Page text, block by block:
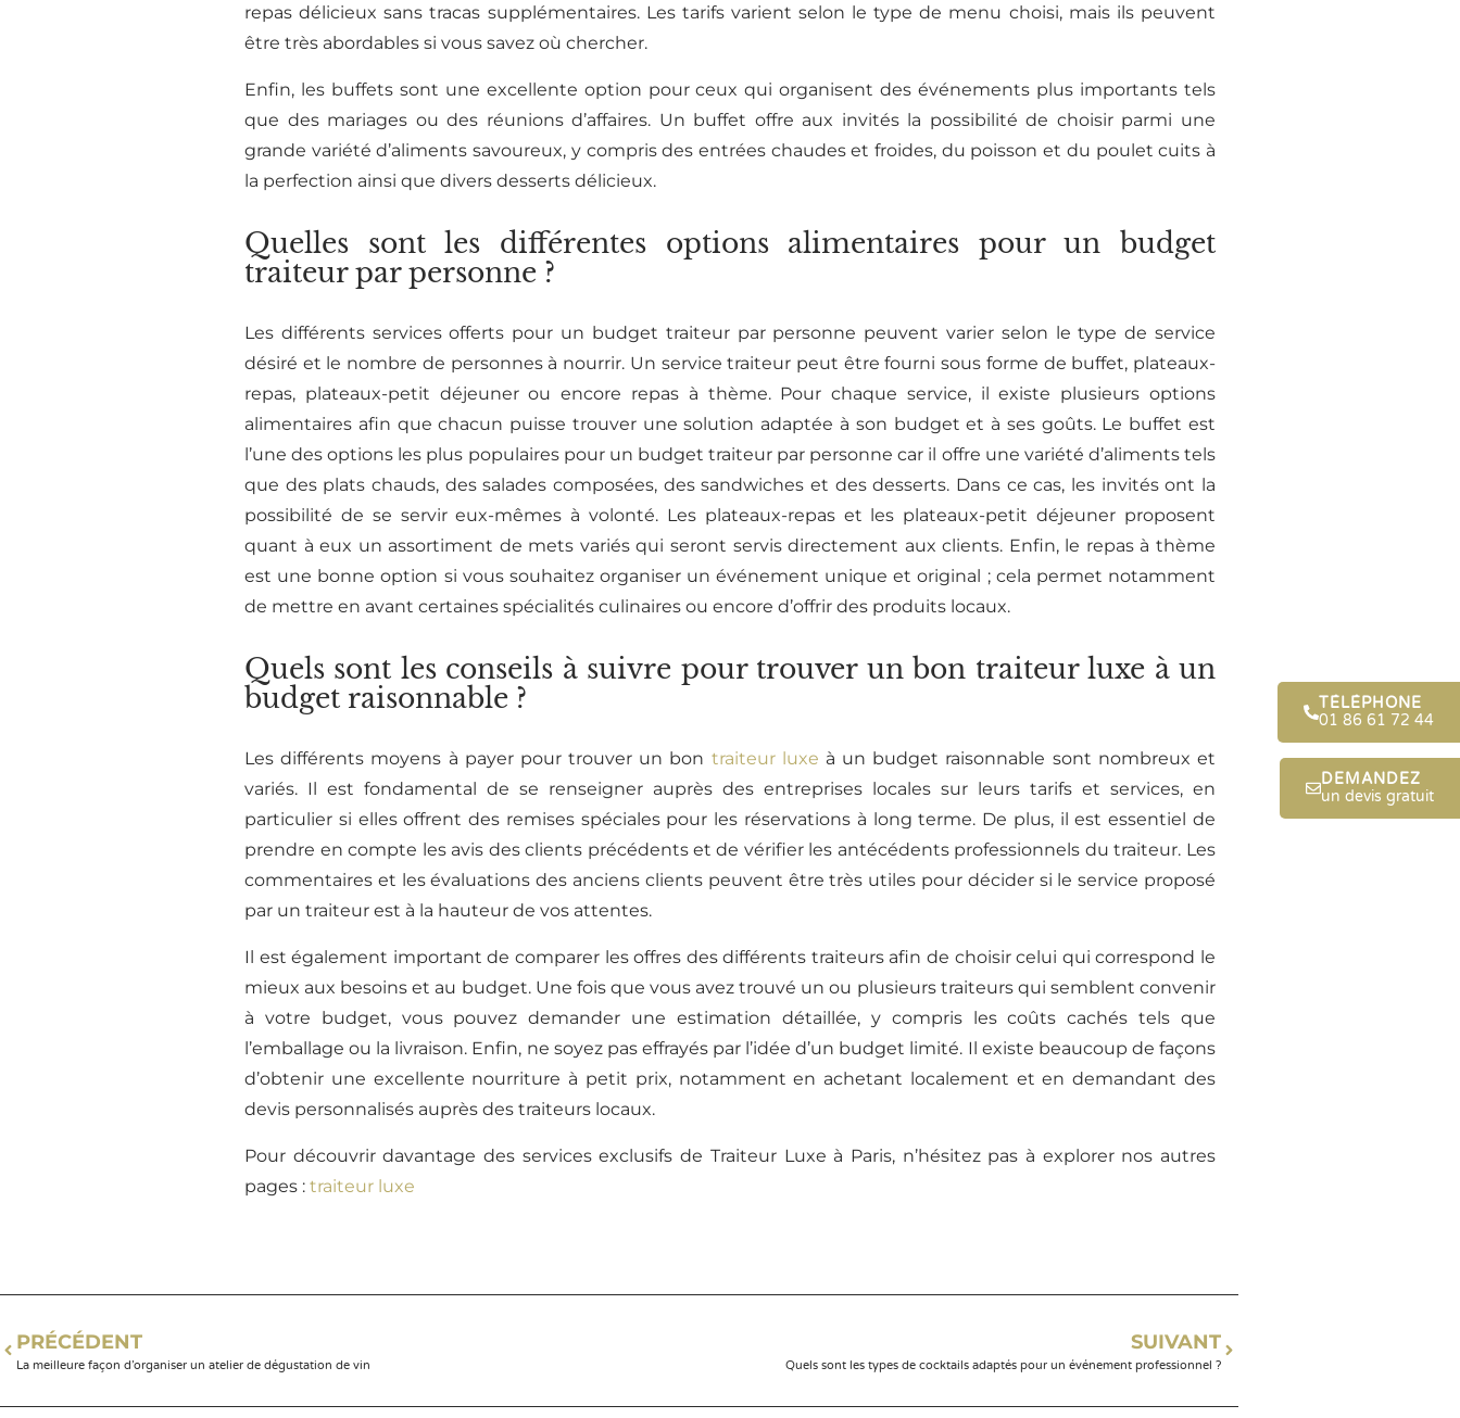
repas délicieux sans tracas supplémentaires. Les tarifs varient selon le type de menu choisi, mais ils peuvent
être très abordables si vous savez où chercher.
Enfin, les buffets sont une excellente option pour ceux qui organisent des événements plus importants tels
que des mariages ou des réunions d’affaires. Un buffet offre aux invités la possibilité de choisir parmi une
grande variété d’aliments savoureux, y compris des entrées chaudes et froides, du poisson et du poulet cuits à
la perfection ainsi que divers desserts délicieux.
Quelles sont les différentes options alimentaires pour un budget
traiteur par personne ?
Les différents services offerts pour un budget traiteur par personne peuvent varier selon le type de service
désiré et le nombre de personnes à nourrir. Un service traiteur peut être fourni sous forme de buffet, plateaux-
repas, plateaux-petit déjeuner ou encore repas à thème. Pour chaque service, il existe plusieurs options
alimentaires afin que chacun puisse trouver une solution adaptée à son budget et à ses goûts. Le buffet est
l’une des options les plus populaires pour un budget traiteur par personne car il offre une variété d’aliments tels
que des plats chauds, des salades composées, des sandwiches et des desserts. Dans ce cas, les invités ont la
possibilité de se servir eux-mêmes à volonté. Les plateaux-repas et les plateaux-petit déjeuner proposent
quant à eux un assortiment de mets variés qui seront servis directement aux clients. Enfin, le repas à thème
est une bonne option si vous souhaitez organiser un événement unique et original ; cela permet notamment
de mettre en avant certaines spécialités culinaires ou encore d’offrir des produits locaux.
Quels sont les conseils à suivre pour trouver un bon traiteur luxe à un
budget raisonnable ?
Les différents moyens à payer pour trouver un bon traiteur luxe à un budget raisonnable sont nombreux et
variés. Il est fondamental de se renseigner auprès des entreprises locales sur leurs tarifs et services, en
particulier si elles offrent des remises spéciales pour les réservations à long terme. De plus, il est essentiel de
prendre en compte les avis des clients précédents et de vérifier les antécédents professionnels du traiteur. Les
commentaires et les évaluations des anciens clients peuvent être très utiles pour décider si le service proposé
par un traiteur est à la hauteur de vos attentes.
Il est également important de comparer les offres des différents traiteurs afin de choisir celui qui correspond le
mieux aux besoins et au budget. Une fois que vous avez trouvé un ou plusieurs traiteurs qui semblent convenir
à votre budget, vous pouvez demander une estimation détaillée, y compris les coûts cachés tels que
l’emballage ou la livraison. Enfin, ne soyez pas effrayés par l’idée d’un budget limité. Il existe beaucoup de façons
d’obtenir une excellente nourriture à petit prix, notamment en achetant localement et en demandant des
devis personnalisés auprès des traiteurs locaux.
Pour découvrir davantage des services exclusifs de Traiteur Luxe à Paris, n’hésitez pas à explorer nos autres
pages :traiteur luxe
PRÉCÉDENT
La meilleure façon d’organiser un atelier de dégustation de vin
SUIVANT
Quels sont les types de cocktails adaptés pour un événement professionnel ?
DEMANDEZ
un devis gratuit
TÉLÉPHONE
01 86 61 72 44